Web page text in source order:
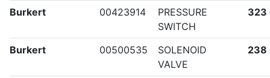
Burkert 00423914
PRESSURE
SWITCH
323
Burkert 00500535
SOLENOID
VALVE
238